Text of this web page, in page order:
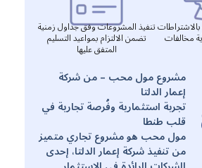
بالاشتراطات
مخالفات
تنفيذ المشروعات وفق جداول زمنية
تضمن الالتزام بمواعيد التسليم
المتفق عليها
مشروع مول محب – من شركة
إعمار الدلتا
تجربة استثمارية وفُرصة تجارية في
قلب طنطا
مول محب هو مشروع تجاري متميز
من تنفيذ شركة إعمار الدلتا، إحدى